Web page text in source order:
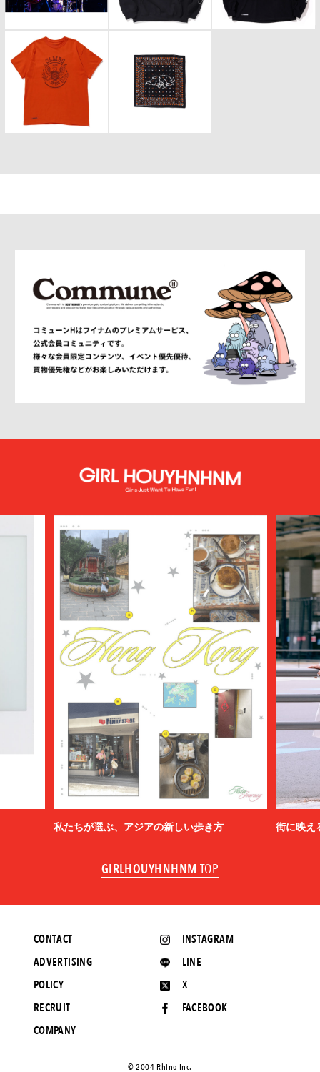
私たちが選ぶ、アジアの新しい歩き方 街に映え
GIRLHOUYHNHNM TOP
INSTAGRAM
LINE
X
FACEBOOK
CONTACT
ADVERTISING
POLICY
RECRUIT
COMPANY
©️ 2004 Rhino Inc.